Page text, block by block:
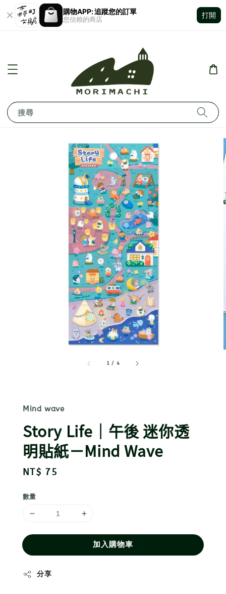
購物APP: 追蹤您的訂單
您信賴的商店
打開
搜尋
1 / 4
Mind wave
Story Life｜午後 迷你透
明貼紙－Mind Wave
Regular
NT$ 75
數量
加入購物車
分享